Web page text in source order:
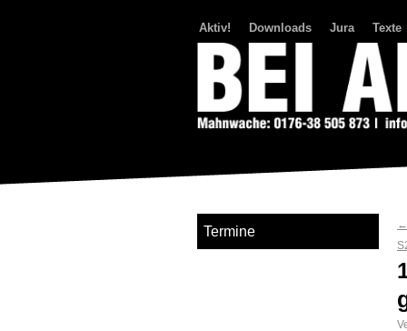
Aktiv! Downloads Jura Texte
←
Termine